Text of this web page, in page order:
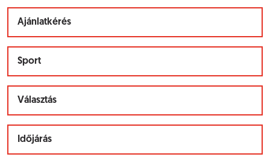
Ajánlatkérés
Sport
Választás
Időjárás